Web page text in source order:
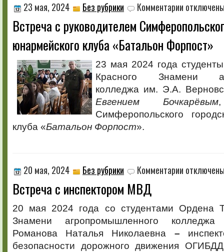
23 мая, 2024 Без рубрики Комментарии записи
Встреча
с
юнармейского
клуба
«Батальон
Форпост»
Встреча с руководителем
юнармейского клуба «Батальон Форпост»
23 мая 2024 года
Красного Знамени
колледжа им. Э.А.
Евгением Бочкарёвым,
Симферопольского
клуба «Батальон Форпост».
20 мая, 2024 Без рубрики Комментарии записи
инспектором
МВД
Встреча с инспектором МВД
20 мая 2024 года со студентами Ордена
Знамени агропромышленного колледжа
Романова Наталья Николаевна –
безопасности дорожного движения